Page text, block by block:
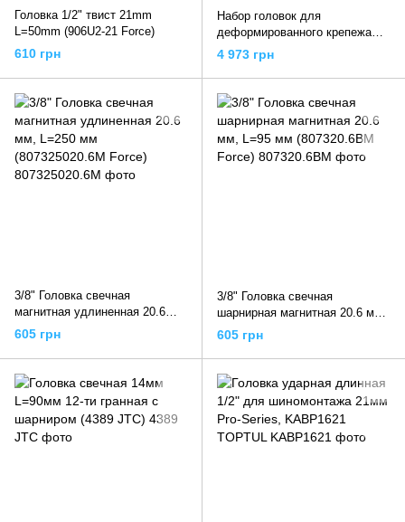
Головка 1/2" твист 21mm
L=50mm (906U2-21 Force)
610 грн
Набор головок для
деформированного крепежа
12пр. (912U3 Force)
4 973 грн
3/8" Головка свечная
магнитная удлиненная 20.6
мм, L=250 мм (807325020.6M
Force)
605 грн
3/8" Головка свечная
шарнирная магнитная 20.6 мм,
L=95 мм (807320.6BM Force)
605 грн